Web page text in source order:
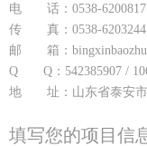
电 话：0538-6200817
传 真：0538-6203244
邮 箱：
Q Q：542385907 /
地 址：山东省泰安市
填写您的项目信